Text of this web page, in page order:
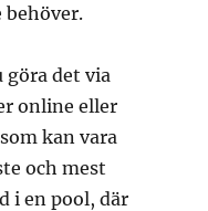
behöver.
göra det via
online eller
kan vara
och mest
i en pool, där